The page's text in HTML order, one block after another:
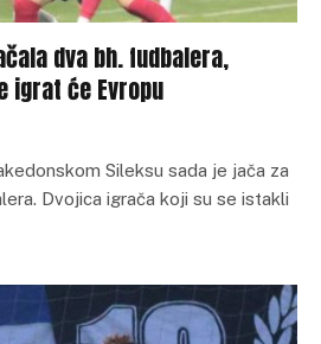
dva bh. fudbalera,
igrat će Evropu
Sileksu sada je jača za
Dvojica igrača koji su se istakli